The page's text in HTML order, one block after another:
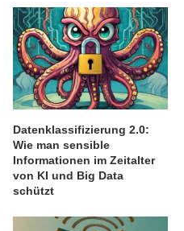
Datenklassifizierung 2.0:
Wie man sensible
Informationen im Zeitalter
von KI und Big Data
schützt